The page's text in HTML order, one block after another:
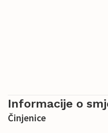
Informacije o
Činjenice